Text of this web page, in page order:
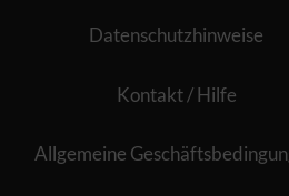
Datenschutzhinweise
Kontakt / Hilfe
Allgemeine